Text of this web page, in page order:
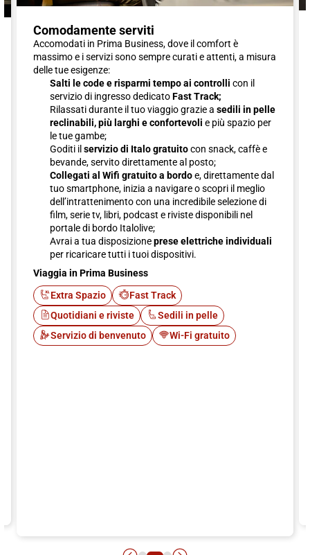
Comodamente serviti
Accomodati in Prima Business, dove il comfort è
massimo e i servizi sono sempre curati e attenti, a misura
delle tue esigenze:
Salti le code e risparmi tempo ai controlli con il
servizio di ingresso dedicatoFast Track;
Rilassati durante il tuo viaggio grazie a sedili in pelle
reclinabili, più larghi e confortevoli e più spazio per
le tue gambe;
Goditi il servizio di Italo gratuitocon snack, caffè e
bevande, servito direttamente al posto;
Collegati al Wifi gratuito a bordoe, direttamente dal
tuo smartphone, inizia a navigare o scopri il meglio
dell’intrattenimento con una incredibile selezione di
film, serie tv, libri, podcast e riviste disponibili nel
portale di bordo Italolive;
Avrai a tua disposizioneprese elettriche individuali
per ricaricare tutti i tuoi dispositivi.
Viaggia in Prima Business
Extra Spazio
Fast Track
Quotidiani e riviste
Sedili in pelle
Servizio di benvenuto
Wi-Fi gratuito